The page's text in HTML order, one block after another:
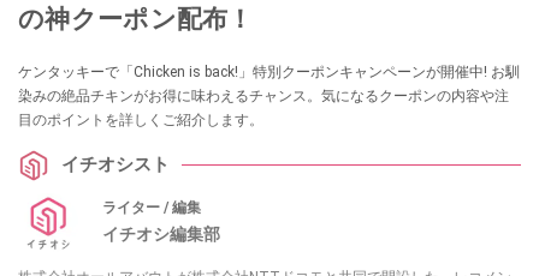
の神クーポン配布！
ケンタッキーで「Chicken is back!」特別クーポンキャンペーンが開催中! お馴
染みの絶品チキンがお得に味わえるチャンス。気になるクーポンの内容や注
目のポイントを詳しくご紹介します。
イチオシスト
ライター / 編集
イチオシ編集部